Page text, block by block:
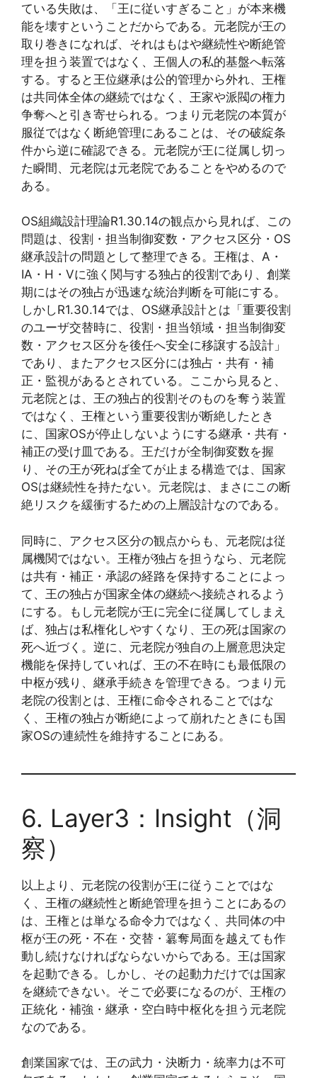
ている失敗は、「王に従いすぎること」が本来機
能を壊すということだからである。元老院が王の
取り巻きになれば、それはもはや継続性や断絶管
理を担う装置ではなく、王個人の私的基盤へ転落
する。すると王位継承は公的管理から外れ、王権
は共同体全体の継続ではなく、王家や派閥の権力
争奪へと引き寄せられる。つまり元老院の本質が
服従ではなく断絶管理にあることは、その破綻条
件から逆に確認できる。元老院が王に従属し切っ
た瞬間、元老院は元老院であることをやめるので
ある。
OS組織設計理論R1.30.14の観点から見れば、この
問題は、役割・担当制御変数・アクセス区分・OS
継承設計の問題として整理できる。王権は、A・
IA・H・Vに強く関与する独占的役割であり、創業
期にはその独占が迅速な統治判断を可能にする。
しかしR1.30.14では、OS継承設計とは「重要役割
のユーザ交替時に、役割・担当領域・担当制御変
数・アクセス区分を後任へ安全に移譲する設計」
であり、またアクセス区分には独占・共有・補
正・監視があるとされている。ここから見ると、
元老院とは、王の独占的役割そのものを奪う装置
ではなく、王権という重要役割が断絶したとき
に、国家OSが停止しないようにする継承・共有・
補正の受け皿である。王だけが全制御変数を握
り、その王が死ねば全てが止まる構造では、国家
OSは継続性を持たない。元老院は、まさにこの断
絶リスクを緩衝するための上層設計なのである。
同時に、アクセス区分の観点からも、元老院は従
属機関ではない。王権が独占を担うなら、元老院
は共有・補正・承認の経路を保持することによっ
て、王の独占が国家全体の継続へ接続されるよう
にする。もし元老院が王に完全に従属してしまえ
ば、独占は私権化しやすくなり、王の死は国家の
死へ近づく。逆に、元老院が独自の上層意思決定
機能を保持していれば、王の不在時にも最低限の
中枢が残り、継承手続きを管理できる。つまり元
老院の役割とは、王権に命令されることではな
く、王権の独占が断絶によって崩れたときにも国
家OSの連続性を維持することにある。
6. Layer3：Insight（洞
察）
以上より、元老院の役割が王に従うことではな
く、王権の継続性と断絶管理を担うことにあるの
は、王権とは単なる命令力ではなく、共同体の中
枢が王の死・不在・交替・簒奪局面を越えても作
動し続けなければならないからである。王は国家
を起動できる。しかし、その起動力だけでは国家
を継続できない。そこで必要になるのが、王権の
正統化・補強・継承・空白時中枢化を担う元老院
なのである。
創業国家では、王の武力・決断力・統率力は不可